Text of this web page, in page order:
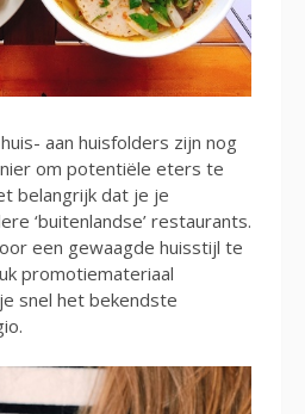
aan huisfolders zijn nog
om potentiële eters te
belangrijk dat je je
‘buitenlandse’ restaurants.
een gewaagde huisstijl te
promotiemateriaal
snel het bekendste